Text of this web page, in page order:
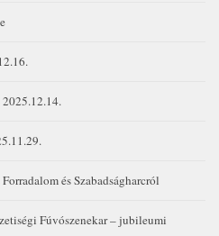
és Szabadságharcról
Fúvószenekar – jubileumi